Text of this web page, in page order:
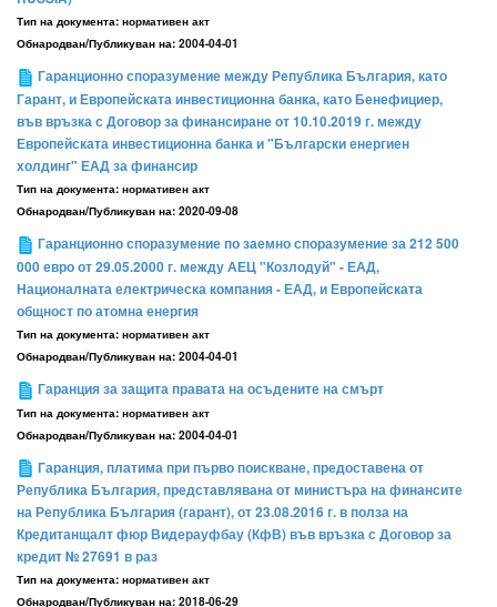
Тип на документа: нормативен акт
Обнародван/Публикуван на: 2004-04-01
Гаранционно споразумение между Република България, като
Гарант, и Европейската инвестиционна банка, като Бенефициер,
във връзка с Договор за финансиране от 10.10.2019 г. между
Европейската инвестиционна банка и "Български енергиен
холдинг" ЕАД за финансир
Тип на документа: нормативен акт
Обнародван/Публикуван на: 2020-09-08
Гаранционно споразумение по заемно споразумение за 212 500
000 евро от 29.05.2000 г. между АЕЦ "Козлодуй" - ЕАД,
Националната електрическа компания - ЕАД, и Европейската
общност по атомна енергия
Тип на документа: нормативен акт
Обнародван/Публикуван на: 2004-04-01
Гаранция за защита правата на осъдените на смърт
Тип на документа: нормативен акт
Обнародван/Публикуван на: 2004-04-01
Гаранция, платима при първо поискване, предоставена от
Република България, представлявана от министъра на финансите
на Република България (гарант), от 23.08.2016 г. в полза на
Кредитанщалт фюр Видерауфбау (КфВ) във връзка с Договор за
кредит № 27691 в раз
Тип на документа: нормативен акт
Обнародван/Публикуван на: 2018-06-29